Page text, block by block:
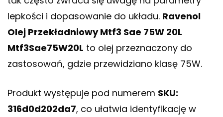
lepkości i dopasowanie do układu. Ravenol
Olej Przekładniowy Mtf3 Sae 75W 20L
Mtf3Sae75W20L to olej przeznaczony do
zastosowań, gdzie przewidziano klasę 75W.
Produkt występuje pod numerem SKU:
316d0d202da7, co ułatwia identyfikację w